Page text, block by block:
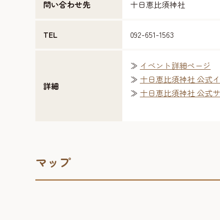
問い合わせ先 十日恵比須神社
TEL 092-651-1563
詳細
≫ イベント詳細ページ
≫ 十日恵比須神社 公式
≫ 十日恵比須神社 公式
マップ